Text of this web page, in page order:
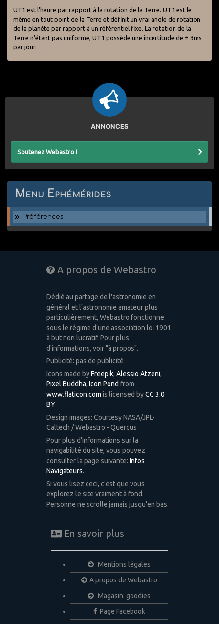
UT1 est l'heure par rapport à la rotation de la Terre. UT1 est le
même en tout point de la Terre et définit un vrai angle de rotation
de la planéte par rapport à un référentiel fixe. La rotation de la
Terre n'étant pas uniforme, UT1 possède une incertitude de ± 3ms
par jour.
ANNONCES
Soutenez Webastro !
Menu Ephémérides
Préférences
A propos de Webastro
Dédié au partage de l'astronomie en
général et l'astronomie amateur plus
particulièrement, Webastro fonctionne
sous le régime d'une association loi 1901
à but non lucratif. Pour plus
d'informations, voir "à propos".
Publicité: pas de publicité
Icons made byFreepik, Alessio Atzeni,
Pixel Buddha, Icon Pond from
www.flaticon.com is licensed byCC 3.0
BY
Design images: Courtesy NASA/JPL-
Caltech / Webastro - Quercus
Pour plus d'informations sur la
navigabilité du site, vous pouvez
consulter la page suivante: Infos
Navigateurs.
Si vous lisez ceci, c'est que vous
explorez le site vraiment à fond.
Personne ne scrolle jamais jusqu'en bas.
En savoir plus
Mentions légales
A propos de Webastro
Magasin: goodies
Page Facebook